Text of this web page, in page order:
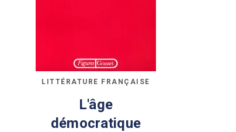
LITTÉRATURE FRANÇAISE
L'âge
démocratique